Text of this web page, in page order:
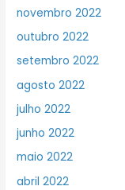
novembro 2022
outubro 2022
setembro 2022
agosto 2022
julho 2022
junho 2022
maio 2022
abril 2022